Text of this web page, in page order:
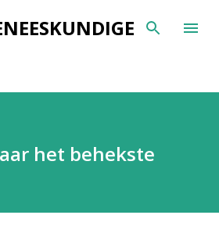
naar hoofdcontent
het behekste